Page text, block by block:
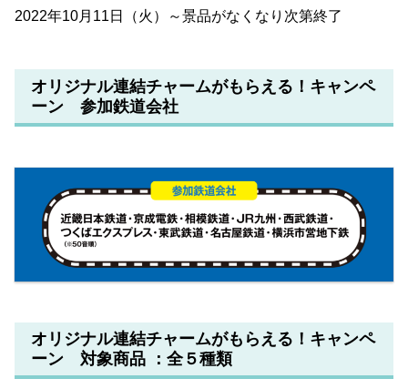
2022年10月11日（火）～景品がなくなり次第終了
オリジナル連結チャームがもらえる！キャンペ
ーン 参加鉄道会社
オリジナル連結チャームがもらえる！キャンペ
ーン 対象商品 ：全５種類